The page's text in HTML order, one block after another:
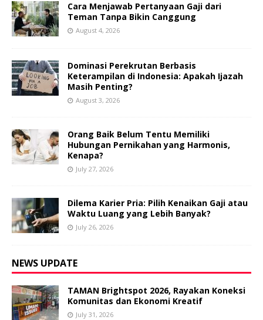
Cara Menjawab Pertanyaan Gaji dari
Teman Tanpa Bikin Canggung
August 4, 2026
Dominasi Perekrutan Berbasis
Keterampilan di Indonesia: Apakah Ijazah
Masih Penting?
August 3, 2026
Orang Baik Belum Tentu Memiliki
Hubungan Pernikahan yang Harmonis,
Kenapa?
July 27, 2026
Dilema Karier Pria: Pilih Kenaikan Gaji atau
Waktu Luang yang Lebih Banyak?
July 26, 2026
NEWS UPDATE
TAMAN Brightspot 2026, Rayakan Koneksi
Komunitas dan Ekonomi Kreatif
July 31, 2026